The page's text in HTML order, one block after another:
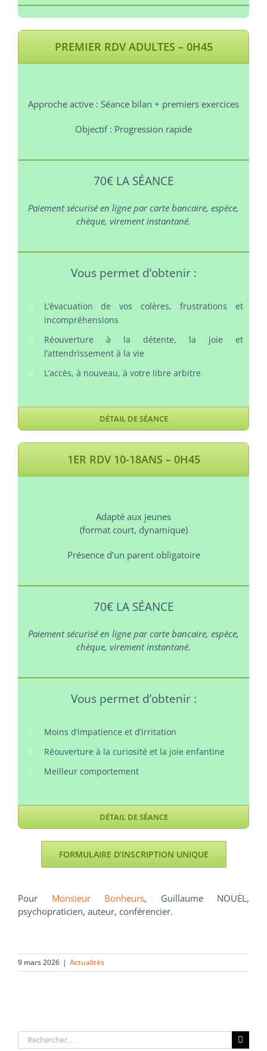
PREMIER RDV ADULTES – 0H45
Approche active : Séance bilan + premiers exercices
Objectif : Progression rapide
70€ LA SÉANCE
Paiement sécurisé en ligne par carte bancaire, espèce,
chèque, virement instantané.
Vous permet d’obtenir :
L’évacuation de vos colères, frustrations et
incompréhensions
Réouverture à la détente, la joie et
l’attendrissement à la vie
L’accès, à nouveau, à votre libre arbitre
DÉTAIL DE SÉANCE
1ER RDV 10-18ANS – 0H45
Adapté aux jeunes
(format court, dynamique)
Présence d’un parent obligatoire
70€ LA SÉANCE
Paiement sécurisé en ligne par carte bancaire, espèce,
chèque, virement instantané.
Vous permet d’obtenir :
Moins d’impatience et d’irritation
Réouverture à la curiosité et la joie enfantine
Meilleur comportement
DÉTAIL DE SÉANCE
FORMULAIRE D’INSCRIPTION UNIQUE
Pour Monsieur Bonheurs, Guillaume NOUËL,
psychopraticien, auteur, conférencier.
9 mars 2026 | Actualités
Rechercher: